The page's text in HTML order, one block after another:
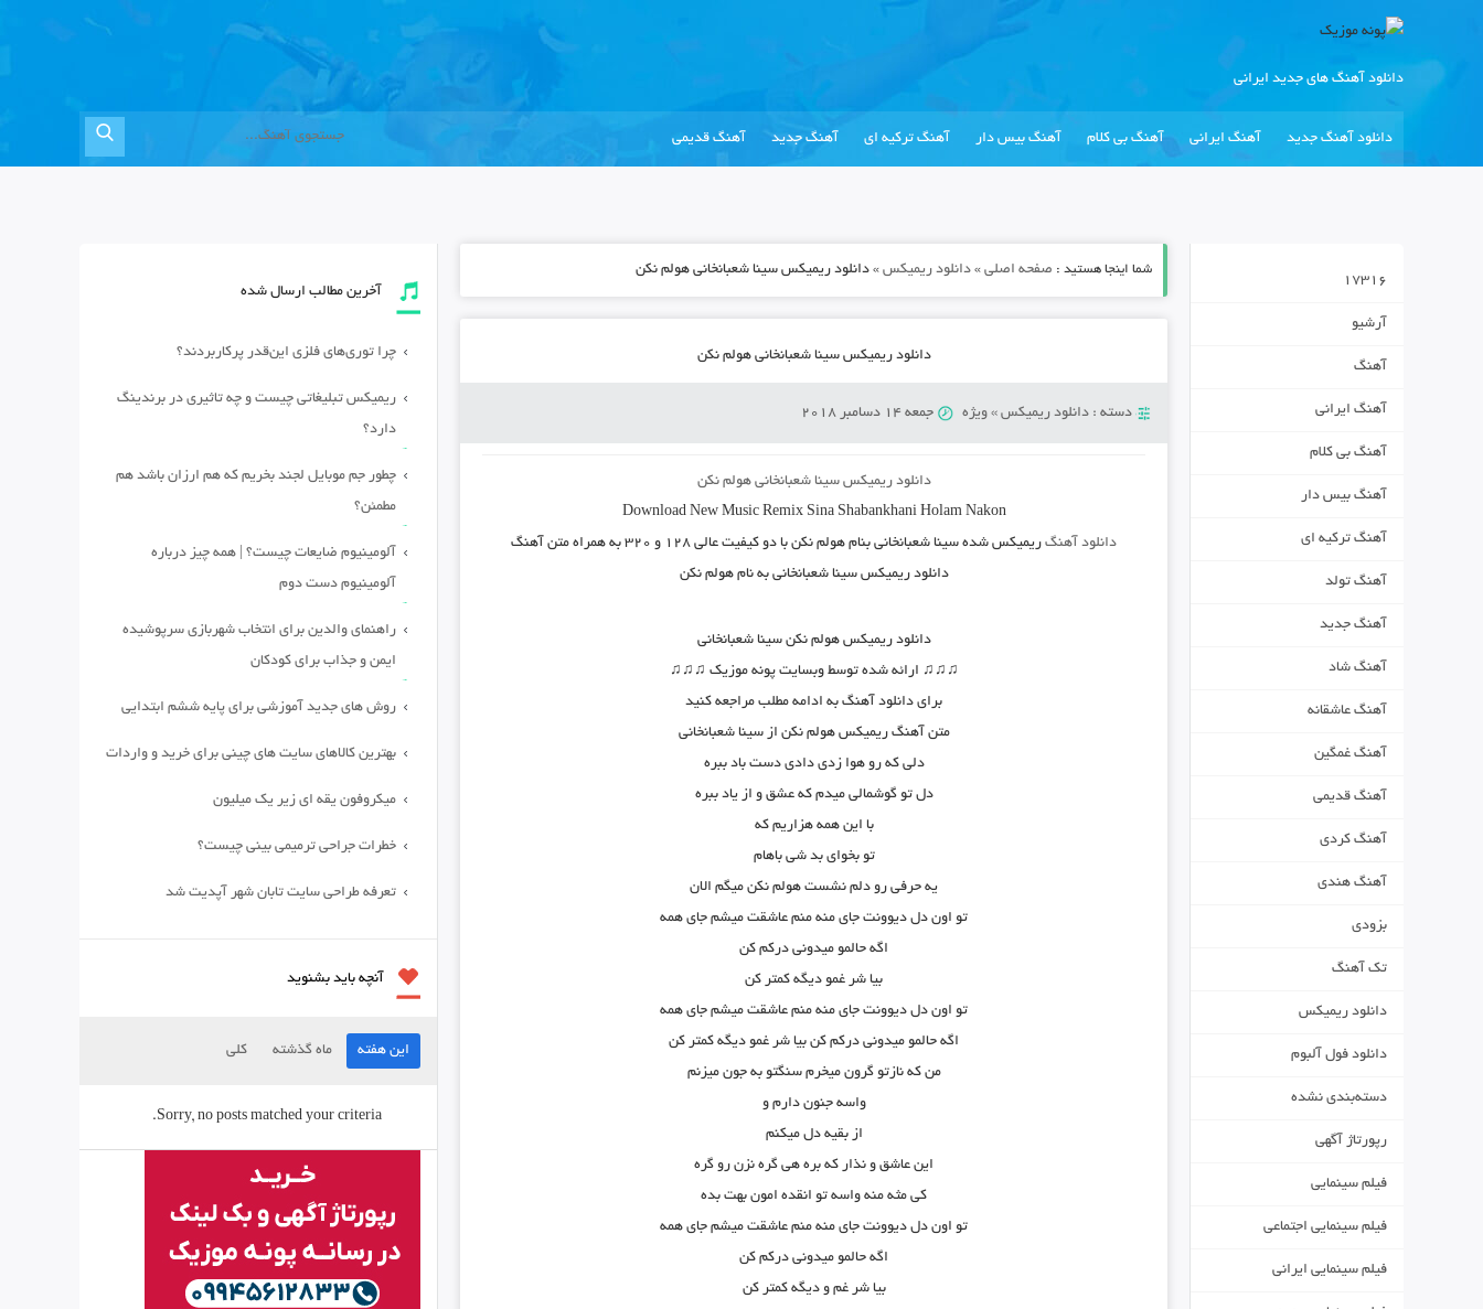
دانلود آهنگ های جدید ایرانی
دانلود آهنگ جدید آهنگ ایرانی آهنگ بی کلام آهنگ بیس دار آهنگ ترکیه ای آهنگ جدید آهنگ قدیمی
شما اینجا هستید : صفحه اصلی» دانلود ریمیکس» دانلود ریمیکس سینا شعبانخانی هولم نکن
دانلود ریمیکس سینا شعبانخانی هولم نکن
دسته : دانلود ریمیکس» ویژه جمعه 14 دسامبر 2018
دانلود ریمیکس سینا شعبانخانی هولم نکن
Download New MusicRemix Sina Shabankhani Holam Nakon
دانلود آهنگریمیکس شده سینا شعبانخانی بنام هولم نکن با دو کیفیت عالی ۱۲۸ و ۳۲۰ به همراه متن آهنگ
دانلود ریمیکس سینا شعبانخانی به نام هولم نکن
دانلودریمیکس هولم نکن سینا شعبانخانی
♫♫♫ ارائه شده توسط وبسایت پونه موزیک ♫♫♫
برای دانلود آهنگ به ادامه مطلب مراجعه کنید
متن آهنگ ریمیکس هولم نکن از سینا شعبانخانی
دلی که رو هوا زدی دادی دست باد ببره
دل تو گوشمالی میدم که عشق و از یاد ببره
با این همه هزاریم که
تو بخوای بد شی باهام
یه حرفی رو دلم نشست هولم نکن میگم الان
تو اون دل دیوونت جای منه منم عاشقت میشم جای همه
اگه حالمو میدونی درکم کن
بیا شر غمو دیگه کمتر کن
تو اون دل دیوونت جای منه منم عاشقت میشم جای همه
اگه حالمو میدونی درکم کن بیا شر غمو دیگه کمتر کن
من که نازتو گرون میخرم سنگتو به جون میزنم
واسه جنون دارم و
از بقیه دل میکنم
این عاشق و نذار که بره هی گره نزن رو گره
کی مثه منه واسه تو انقده امون بهت بده
تو اون دل دیوونت جای منه منم عاشقت میشم جای همه
اگه حالمو میدونی درکم کن
بیا شر غم و دیگه کمتر کن
17316
آرشیو
آهنگ
آهنگ ایرانی
آهنگ بی کلام
آهنگ بیس دار
آهنگ ترکیه ای
آهنگ تولد
آهنگ جدید
آهنگ شاد
آهنگ عاشقانه
آهنگ غمگین
آهنگ قدیمی
آهنگ کردی
آهنگ هندی
بزودی
تک آهنگ
دانلود ریمیکس
دانلود فول آلبوم
دسته‌بندی نشده
رپورتاژ آگهی
فیلم سینمایی
فیلم سینمایی اجتماعی
فیلم سینمایی ایرانی
آخرین مطالب ارسال شده
چرا توری‌های فلزی این‌قدر پرکاربردند؟
ریمیکس تبلیغاتی چیست و چه تاثیری در برندینگ
دارد؟
چطور جم موبایل لجند بخریم که هم ارزان باشد هم
مطمئن؟
آلومینیوم ضایعات چیست؟ | همه چیز درباره
آلومینیوم دست دوم
راهنمای والدین برای انتخاب شهربازی سرپوشیده
ایمن و جذاب برای کودکان
روش های جدید آموزشی برای پایه ششم ابتدایی
بهترین کالاهای سایت های چینی برای خرید و واردات
میکروفون یقه ای زیر یک میلیون
خطرات جراحی ترمیمی بینی چیست؟
تعرفه طراحی سایت تابان شهر آپدیت شد
آنچه باید بشنوید
این هفته ماه گذشته کلی
Sorry, no posts matched your criteria.